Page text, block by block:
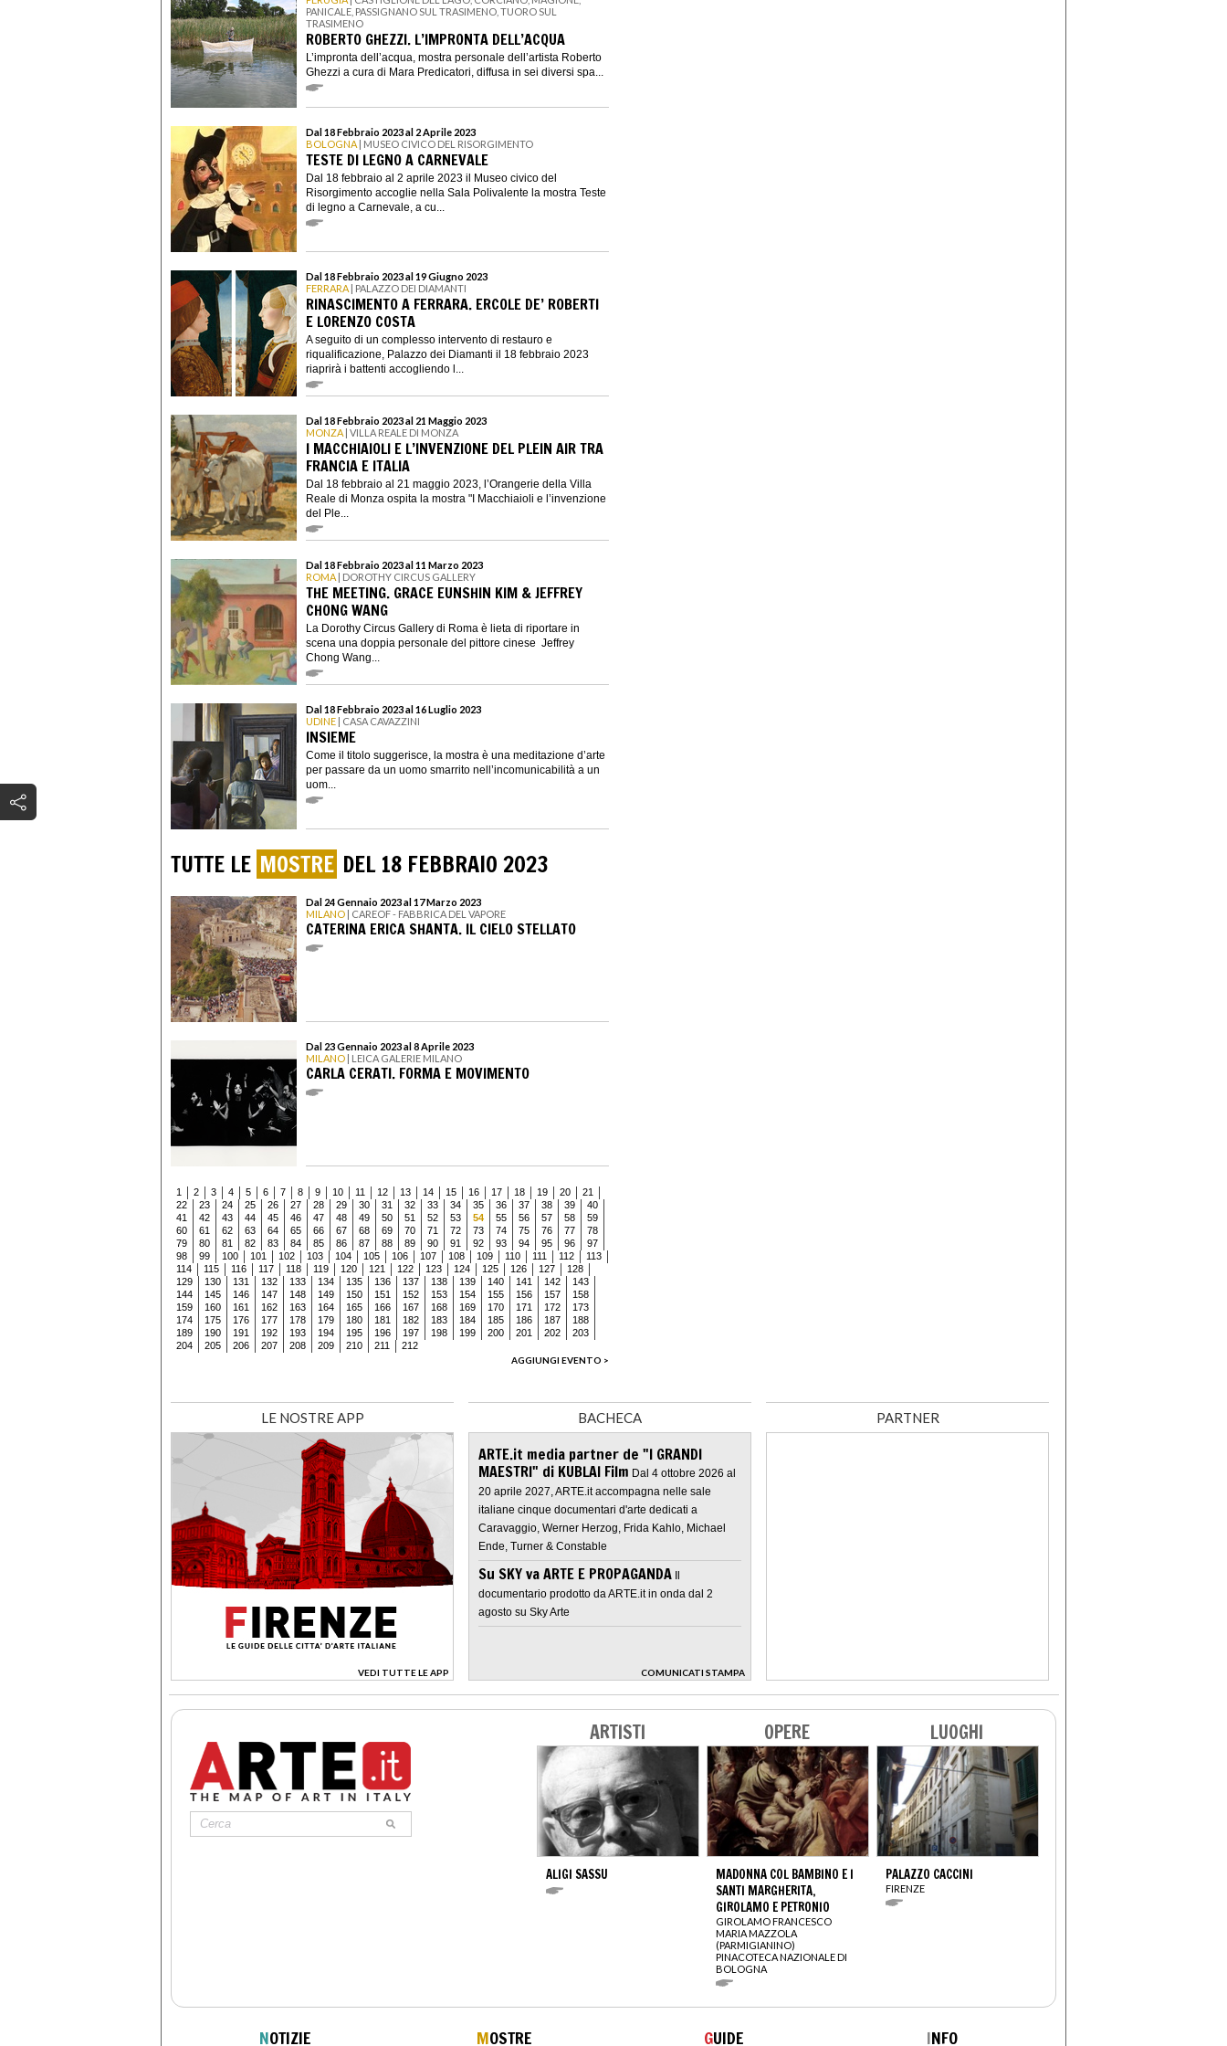
PANICALE, PASSIGNANO SUL TRASIMENO, TUORO SUL
TRASIMENO
ROBERTO GHEZZI. L’IMPRONTA DELL’ACQUA
L’impronta dell’acqua, mostra personale dell’artista Roberto
Ghezzi a cura di Mara Predicatori, diffusa in sei diversi spa...
Dal 18 Febbraio 2023 al 2 Aprile 2023
BOLOGNA | MUSEO CIVICO DEL RISORGIMENTO
TESTE DI LEGNO A CARNEVALE
Dal 18 febbraio al 2 aprile 2023 il Museo civico del
Risorgimento accoglie nella Sala Polivalente la mostra Teste
di legno a Carnevale, a cu...
Dal 18 Febbraio 2023 al 19 Giugno 2023
FERRARA | PALAZZO DEI DIAMANTI
RINASCIMENTO A FERRARA. ERCOLE DE’ ROBERTI
E LORENZO COSTA
A seguito di un complesso intervento di restauro e
riqualificazione, Palazzo dei Diamanti il 18 febbraio 2023
riaprirà i battenti accogliendo l...
Dal 18 Febbraio 2023 al 21 Maggio 2023
MONZA | VILLA REALE DI MONZA
I MACCHIAIOLI E L’INVENZIONE DEL PLEIN AIR TRA
FRANCIA E ITALIA
Dal 18 febbraio al 21 maggio 2023, l’Orangerie della Villa
Reale di Monza ospita la mostra "I Macchiaioli e l’invenzione
del Ple...
Dal 18 Febbraio 2023 al 11 Marzo 2023
ROMA | DOROTHY CIRCUS GALLERY
THE MEETING. GRACE EUNSHIN KIM & JEFFREY
CHONG WANG
La Dorothy Circus Gallery di Roma è lieta di riportare in
scena una doppia personale del pittore cinese Jeffrey
Chong Wang...
Dal 18 Febbraio 2023 al 16 Luglio 2023
UDINE | CASA CAVAZZINI
INSIEME
Come il titolo suggerisce, la mostra è una meditazione d’arte
per passare da un uomo smarrito nell’incomunicabilità a un
uom...
TUTTE LE MOSTRE DEL 18 FEBBRAIO 2023
Dal 24 Gennaio 2023 al 17 Marzo 2023
MILANO | CAREOF - FABBRICA DEL VAPORE
CATERINA ERICA SHANTA. IL CIELO STELLATO
Dal 23 Gennaio 2023 al 8 Aprile 2023
MILANO | LEICA GALERIE MILANO
CARLA CERATI. FORMA E MOVIMENTO
1 2 3 4 5 6 7 8 9 10 11 12 13 14 15 16 17 18 19 20
21
22
23 24 25 26 27 28 29 30 31 32 33 34 35 36 37 38 39
40
41
42 43 44 45 46 47 48 49 50 51 52 53 54 55 56 57 58
59
60
61 62 63 64 65 66 67 68 69 70 71 72 73 74 75 76 77
78
79
80 81 82 83 84 85 86 87 88 89 90 91 92 93 94 95 96
97
98
99 100 101 102 103 104 105 106 107 108 109 110 111 112
113
114
115 116 117 118 119 120 121 122 123 124 125 126 127
128
129
130 131 132 133 134 135 136 137 138 139 140 141 142
143
144
145 146 147 148 149 150 151 152 153 154 155 156 157
158
159
160 161 162 163 164 165 166 167 168 169 170 171 172
173
174
175 176 177 178 179 180 181 182 183 184 185 186 187
188
189
190 191 192 193 194 195 196 197 198 199 200 201 202
203
204
205 206 207 208 209 210 211
212
AGGIUNGI EVENTO >
LE NOSTRE APP
VEDI TUTTE LE APP
>
BACHECA
ARTE.it media partner de "I GRANDI
MAESTRI" di KUBLAI Film Dal 4 ottobre 2026 al
20 aprile 2027, ARTE.it accompagna nelle sale
italiane cinque documentari d'arte dedicati a
Caravaggio, Werner Herzog, Frida Kahlo, Michael
Ende, Turner & Constable
Su SKY va ARTE E PROPAGANDA Il
documentario prodotto da ARTE.it in onda dal 2
agosto su Sky Arte
COMUNICATI STAMPA
>
PARTNER
ARTISTI
ALIGI SASSU
OPERE
MADONNA COL BAMBINO E I
SANTI MARGHERITA,
GIROLAMO E PETRONIO
GIROLAMO FRANCESCO
MARIA MAZZOLA
(PARMIGIANINO)
PINACOTECA NAZIONALE DI
BOLOGNA
LUOGHI
PALAZZO CACCINI
FIRENZE
NOTIZIE MOSTRE GUIDE INFO